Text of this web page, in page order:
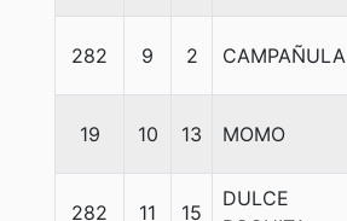
282 9 2 CAMPAÑULA
19 10 13 MOMO
282 11 15
DULCE